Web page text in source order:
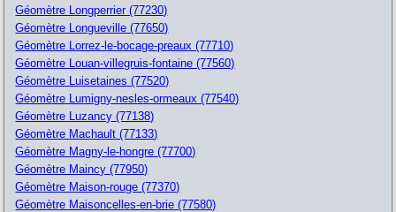
Géomètre Longperrier (77230)
Géomètre Longueville (77650)
Géomètre Lorrez-le-bocage-preaux (77710)
Géomètre Louan-villegruis-fontaine (77560)
Géomètre Luisetaines (77520)
Géomètre Lumigny-nesles-ormeaux (77540)
Géomètre Luzancy (77138)
Géomètre Machault (77133)
Géomètre Magny-le-hongre (77700)
Géomètre Maincy (77950)
Géomètre Maison-rouge (77370)
Géomètre Maisoncelles-en-brie (77580)